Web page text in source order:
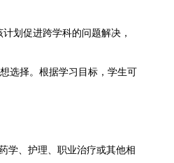
划促进跨学科的问题解决，
选择。根据学习目标，学生可
学、护理、职业治疗或其他相